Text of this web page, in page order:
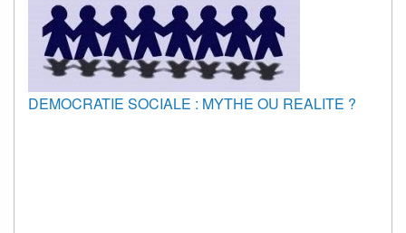
DEMOCRATIE SOCIALE : MYTHE OU REALITE ?